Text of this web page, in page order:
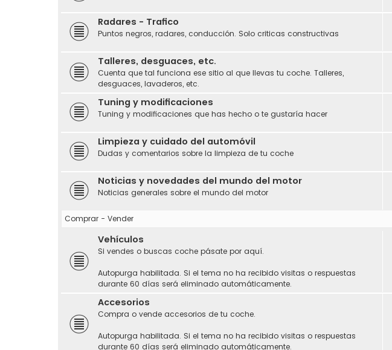
Radares - Trafico
Puntos negros, radares, conducción. Solo criticas constructivas
Talleres, desguaces, etc.
Cuenta que tal funciona ese sitio al que llevas tu coche. Talleres,
desguaces, lavaderos, etc.
Tuning y modificaciones
Tuning y modificaciones que has hecho o te gustaría hacer
Limpieza y cuidado del automóvil
Dudas y comentarios sobre la limpieza de tu coche
Noticias y novedades del mundo del motor
Noticias generales sobre el mundo del motor
Comprar - Vender
Vehículos
Si vendes o buscas coche pásate por aquí.
Autopurga habilitada. Si el tema no ha recibido visitas o respuestas
durante 60 días será eliminado automáticamente.
Accesorios
Compra o vende accesorios de tu coche.
Autopurga habilitada. Si el tema no ha recibido visitas o respuestas
durante 60 días será eliminado automáticamente.